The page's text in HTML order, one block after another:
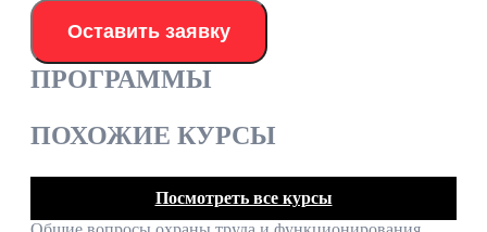
Оставить заявку
ПРОГРАММЫ
ПОХОЖИЕ КУРСЫ
Посмотреть все курсы